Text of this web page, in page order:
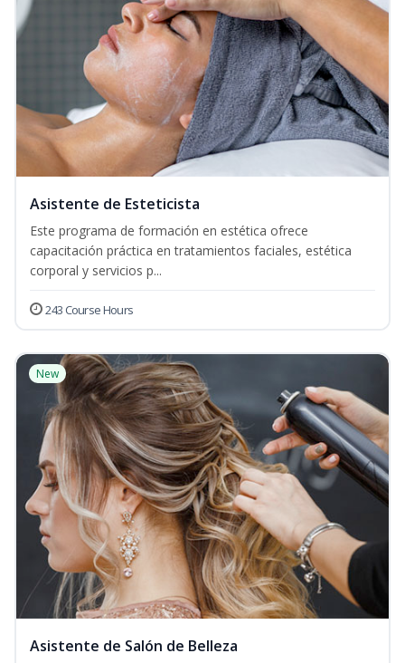
Asistente de Esteticista
Este programa de formación en estética ofrece
capacitación práctica en tratamientos faciales, estética
corporal y servicios p...
243 Course Hours
New
Asistente de Salón de Belleza